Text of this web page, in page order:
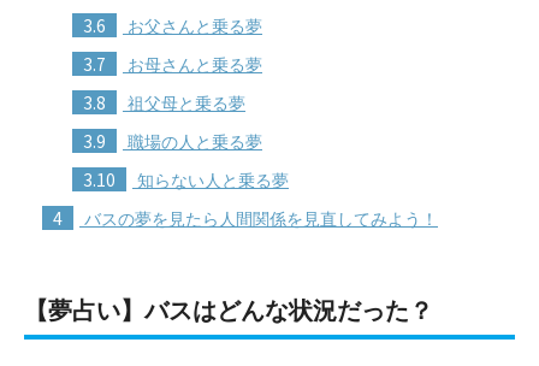
3.6 お父さんと乗る夢
3.7 お母さんと乗る夢
3.8 祖父母と乗る夢
3.9 職場の人と乗る夢
3.10 知らない人と乗る夢
4 バスの夢を見たら人間関係を見直してみよう！
【夢占い】バスはどんな状況だった？